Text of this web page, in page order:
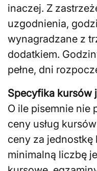
inaczej. Z
uzgodnienia,
wynagradzane z
dodatkiem.
pełne, dni
Specyfika kursów
O ile pisemnie nie
ceny usług
ceny za jednostkę
minimalną liczbę